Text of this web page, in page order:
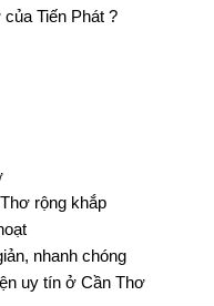
Tiến Phát ?
rộng khắp
nhanh chóng
uy tín ở Cần Thơ